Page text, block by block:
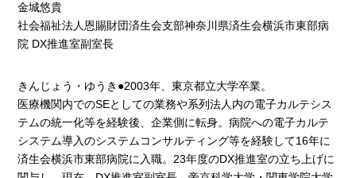
金城悠貴
社会福祉法人恩賜財団済生会支部神奈川県済生会横浜市東部病
院 DX推進室副室長
きんじょう・ゆうき●2003年、東京都立大学卒業。
医療機関内でのSEとしての業務や系列法人内の電子カルテシス
テムの統一化等を経験後、企業側に転身。病院への電子カルテ
システム導入のシステムコンサルティング等を経験して16年に
済生会横浜市東部病院に入職。23年度のDX推進室の立ち上げに